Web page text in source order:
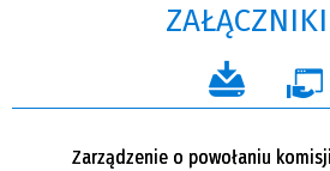
Zarządzenie o powołaniu